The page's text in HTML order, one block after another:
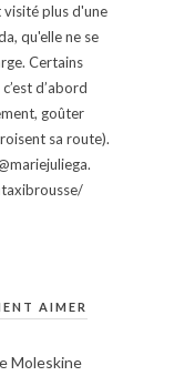
plus d'une
qu'elle ne se
Certains
d’abord
goûter
sa route).
AIMER
Moleskine